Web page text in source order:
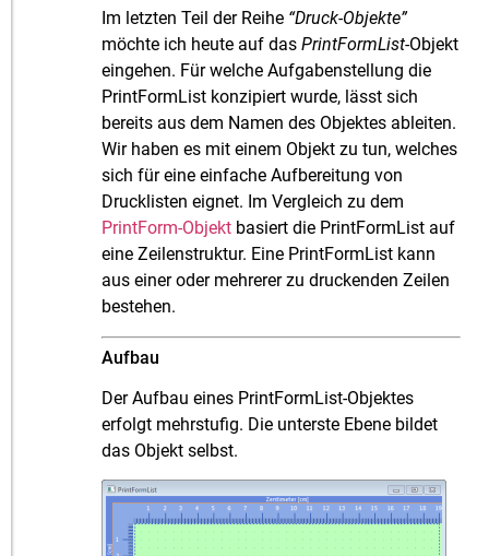
Im letzten Teil der Reihe “Druck-Objekte”
möchte ich heute auf dasPrintFormList-Objekt
eingehen. Für welche Aufgabenstellung die
PrintFormList konzipiert wurde, lässt sich
bereits aus dem Namen des Objektes ableiten.
Wir haben es mit einem Objekt zu tun, welches
sich für eine einfache Aufbereitung von
Drucklisten eignet. Im Vergleich zu dem
PrintForm-Objekt basiert die PrintFormList auf
eine Zeilenstruktur. Eine PrintFormList kann
aus einer oder mehrerer zu druckenden Zeilen
bestehen.
Aufbau
Der Aufbau eines PrintFormList-Objektes
erfolgt mehrstufig. Die unterste Ebene bildet
das Objekt selbst.